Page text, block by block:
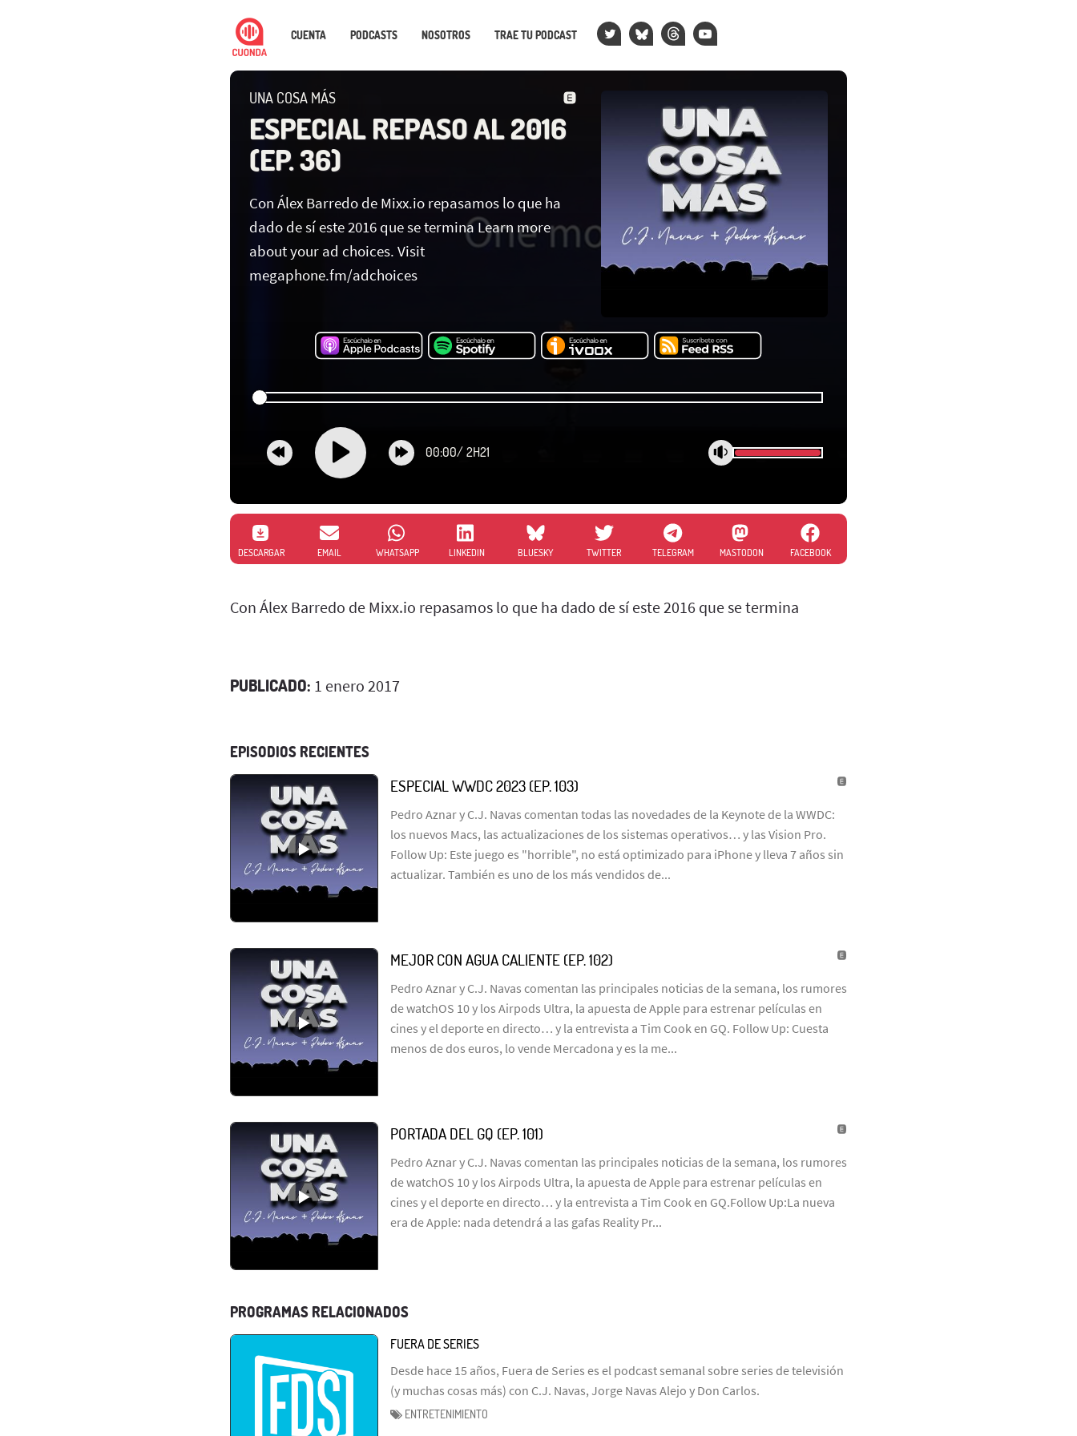
CUENTA PODCASTS NOSOTROS TRAE TU PODCAST
UNA COSA MÁS
ESPECIAL REPASO AL 2016
(EP. 36)
Con Álex Barredo de Mixx.io repasamos lo que ha
dado de sí este 2016 que se termina Learn more
about your ad choices. Visit
megaphone.fm/adchoices
00:00/ 2H21
DESCARGAR EMAIL WHATSAPP LINKEDIN BLUESKY TWITTER TELEGRAM MASTODON FACEBOOK
Con Álex Barredo de Mixx.io repasamos lo que ha dado de sí este 2016 que se termina
PUBLICADO: 1 enero 2017
EPISODIOS RECIENTES
ESPECIAL WWDC 2023 (EP. 103)
Pedro Aznar y C.J. Navas comentan todas las novedades de la Keynote de la WWDC:
los nuevos Macs, las actualizaciones de los sistemas operativos… y las Vision Pro.
Follow Up: Este juego es "horrible", no está optimizado para iPhone y lleva 7 años sin
actualizar. También es uno de los más vendidos de...
MEJOR CON AGUA CALIENTE (EP. 102)
Pedro Aznar y C.J. Navas comentan las principales noticias de la semana, los rumores
de watchOS 10 y los Airpods Ultra, la apuesta de Apple para estrenar películas en
cines y el deporte en directo… y la entrevista a Tim Cook en GQ. Follow Up: Cuesta
menos de dos euros, lo vende Mercadona y es la me...
PORTADA DEL GQ (EP. 101)
Pedro Aznar y C.J. Navas comentan las principales noticias de la semana, los rumores
de watchOS 10 y los Airpods Ultra, la apuesta de Apple para estrenar películas en
cines y el deporte en directo… y la entrevista a Tim Cook en GQ.Follow Up:La nueva
era de Apple: nada detendrá a las gafas Reality Pr...
PROGRAMAS RELACIONADOS
FUERA DE SERIES
Desde hace 15 años, Fuera de Series es el podcast semanal sobre series de televisión
(y muchas cosas más) con C.J. Navas, Jorge Navas Alejo y Don Carlos.
ENTRETENIMIENTO